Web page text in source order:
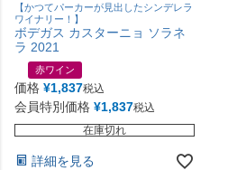
【かつてパーカーが見出したシンデレラ
ワイナリー！】
ボデガス カスターニョ ソラネ
ラ 2021
赤ワイン
価格 ¥1,837税込
会員特別価格 ¥1,837税込
在庫切れ
詳細を見る